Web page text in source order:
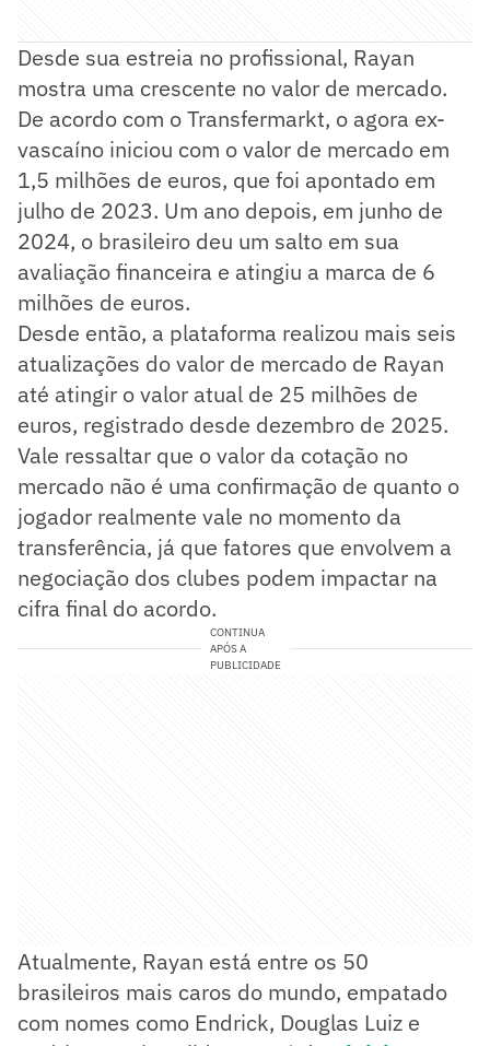
Desde sua estreia no profissional, Rayan
mostra uma crescente no valor de mercado.
De acordo com o Transfermarkt, o agora ex-
vascaíno iniciou com o valor de mercado em
1,5 milhões de euros, que foi apontado em
julho de 2023. Um ano depois, em junho de
2024, o brasileiro deu um salto em sua
avaliação financeira e atingiu a marca de 6
milhões de euros.
Desde então, a plataforma realizou mais seis
atualizações do valor de mercado de Rayan
até atingir o valor atual de 25 milhões de
euros, registrado desde dezembro de 2025.
Vale ressaltar que o valor da cotação no
mercado não é uma confirmação de quanto o
jogador realmente vale no momento da
transferência, já que fatores que envolvem a
negociação dos clubes podem impactar na
cifra final do acordo.
CONTINUA
APÓS A
PUBLICIDADE
Atualmente, Rayan está entre os 50
brasileiros mais caros do mundo, empatado
com nomes como Endrick, Douglas Luiz e